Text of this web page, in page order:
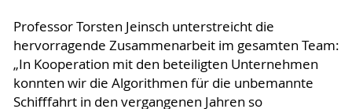
Professor Torsten Jeinsch unterstreicht die
hervorragende Zusammenarbeit im gesamten Team:
„In Kooperation mit den beteiligten Unternehmen
konnten wir die Algorithmen für die unbemannte
Schifffahrt in den vergangenen Jahren so